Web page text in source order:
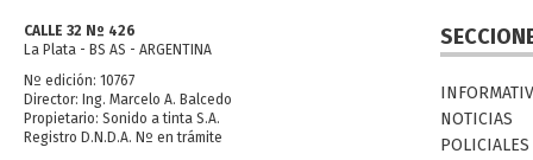
CALLE 32 Nº 426
La Plata - BS AS - ARGENTINA
Nº edición: 10767
Director: Ing. Marcelo A. Balcedo
Propietario: Sonido a tinta S.A.
Registro D.N.D.A. Nº en trámite
NOTICIAS
POLICIALES